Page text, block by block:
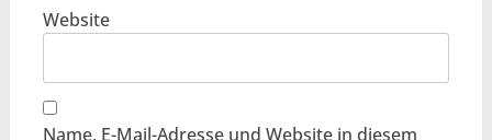
Website
Name, E-Mail-Adresse und Website in diesem